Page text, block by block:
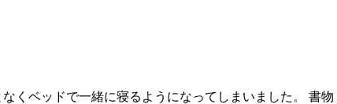
くベッドで一緒に寝るようになってしまいました。 書物